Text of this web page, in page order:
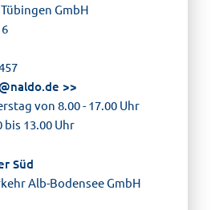
GmbH
naldo.de
von 8.00 - 17.00 Uhr
bis 13.00 Uhr
Süd
Alb-Bodensee GmbH